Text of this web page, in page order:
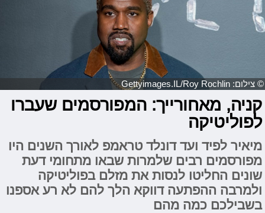
© צילום: Gettyimages.IL/Roy Rochlin
קניה, מאחורייך: המפורסמים שעברו
לפוליטיקה
מיאיר לפיד ועד דונלד טראמפ לאורך השנים היו
מפורסמים רבים שלמרות שבאו מתחומי דעת
שונים החליטו לנסות את מזלם בפוליטיקה
ולמרבה ההפתעה דווקא הלך להם לא רע אספנו
בשבילכם כמה מהם